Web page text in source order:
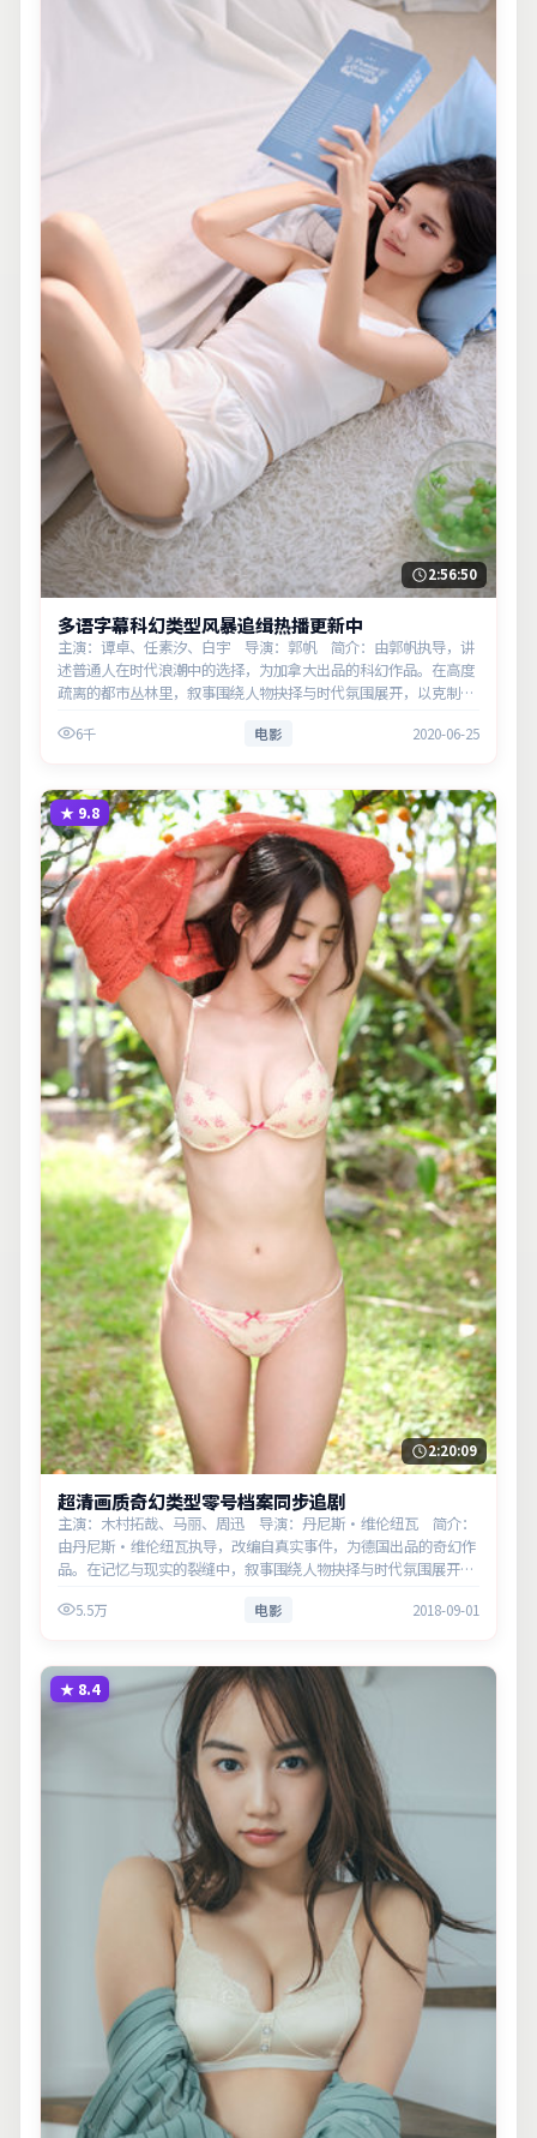
2:56:50
多语字幕科幻类型风暴追缉热播更新中
主演：谭卓、任素汐、白宇 导演：郭帆 简介：由郭帆执导，讲
述普通人在时代浪潮中的选择，为加拿大出品的科幻作品。在高度
疏离的都市丛林里，叙事围绕人物抉择与时代氛围展开，以克制镜
实意…
6千 电影 2020-06-25
★ 9.8
2:20:09
超清画质奇幻类型零号档案同步追剧
主演：木村拓哉、马丽、周迅 导演：丹尼斯·维伦纽瓦 简介：
由丹尼斯·维伦纽瓦执导，改编自真实事件，为德国出品的奇幻作
品。在记忆与现实的裂缝中，叙事围绕人物抉择与时代氛围展开，
与现实意义。
5.5万 电影 2018-09-01
★ 8.4